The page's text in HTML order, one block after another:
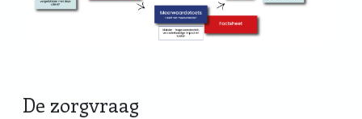
De zorgvraag